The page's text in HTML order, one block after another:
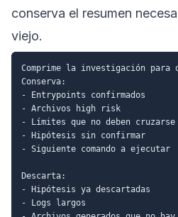
conserva el resumen
viejo.
Comprime la investigación para
Conserva:
- Entrypoints confirmados
- Archivos high risk
- Límites que no deben cruzarse
- Hipótesis sin confirmar
- Siguiente comando a ejecutar
Descarta:
- Hipótesis ya descartadas
- Logs largos